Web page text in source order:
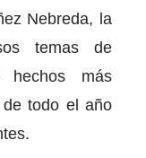
Nebreda, la
temas de
hechos más
todo el año